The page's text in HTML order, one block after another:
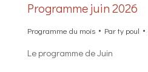
Programme juin 2026
Programme du mois Party poul
Le programme de Juin